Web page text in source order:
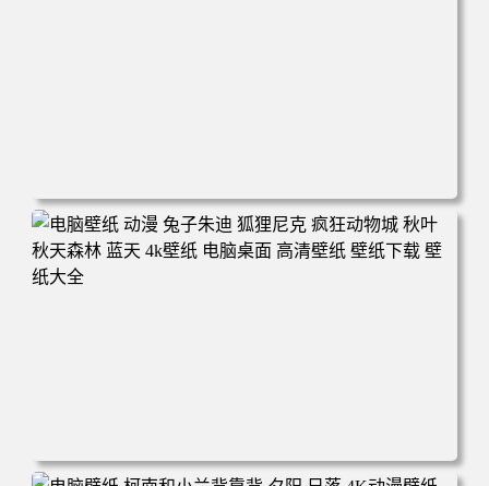
电脑壁纸 动漫 紫灵 冰清玉洁《凡人修仙传》4k壁纸 3840x2
160 电脑桌面 高清壁纸 壁纸下载 壁纸大全
电脑壁纸 动漫 兔子朱迪 狐狸尼克 疯狂动物城 秋叶 秋天森